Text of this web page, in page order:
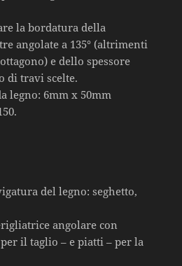
la bordatura della
angolate a 135° (altrimenti
e dello spessore
di travi scelte.
legno: 6mm x 50mm
del legno: seghetto,
angolare con
il taglio – e piatti – per la